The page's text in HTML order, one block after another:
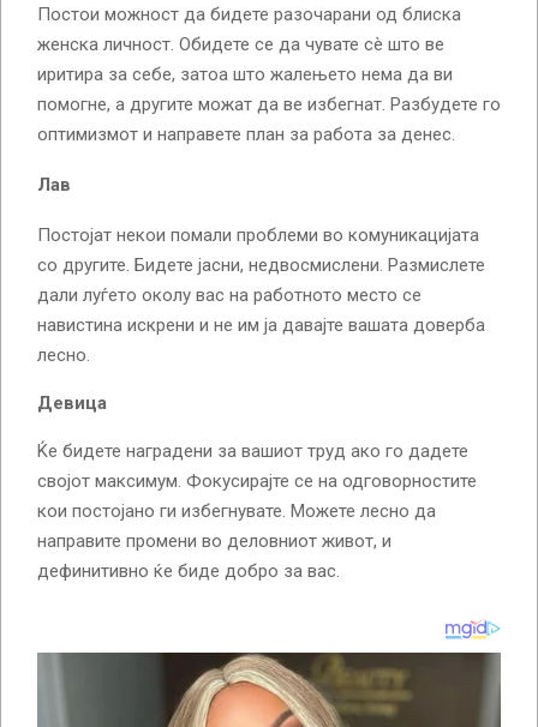
Постои можност да бидете разочарани од блиска
женска личност. Обидете се да чувате сè што ве
иритира за себе, затоа што жалењето нема да ви
помогне, а другите можат да ве избегнат. Разбудете го
оптимизмот и направете план за работа за денес.
Лав
Постојат некои помали проблеми во комуникацијата
со другите. Бидете јасни, недвосмислени. Размислете
дали луѓето околу вас на работното место се
навистина искрени и не им ја давајте вашата доверба
лесно.
Девица
Ќе бидете наградени за вашиот труд ако го дадете
својот максимум. Фокусирајте се на одговорностите
кои постојано ги избегнувате. Можете лесно да
направите промени во деловниот живот, и
дефинитивно ќе биде добро за вас.